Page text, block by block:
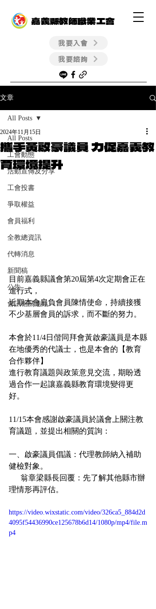
嘉義縣教師職業工會
我要諮詢
我要入會
文章
All Posts
工會動態
活動宣傳及分享
工會投書
爭取權益
會員福利
全教總資訊
代轉消息
新聞稿
公告
會訊相關連結
All Posts
攜手黃啟豪議員 力促嘉義教
育環境提升
2024年11月15日
目前嘉義縣議會第20屆第4次定期會正在
進行式，
近期本會肩負會員陳情使命，持續接獲
不少基層會員的訴求，而不斷的努力。
本會於11/4日偕同拜會黃啟豪議員是本縣
在地優秀的代議士，也是本會的【教育
合作夥伴】
進行教育議題與政策意見交流，期盼透
過合作一起讓嘉義縣教育環境變得更
好。
11/15本會感謝啟豪議員於議會上關注教
育議題，並提出相關的質詢：
一、啟豪議員倡議：代理教師納入補助
健檢對象。
理情形再評估。
https://video.wixstatic.com/video/326ca5_884d2d
4095f54436990ce125678b6d14/1080p/mp4/file.m
p4